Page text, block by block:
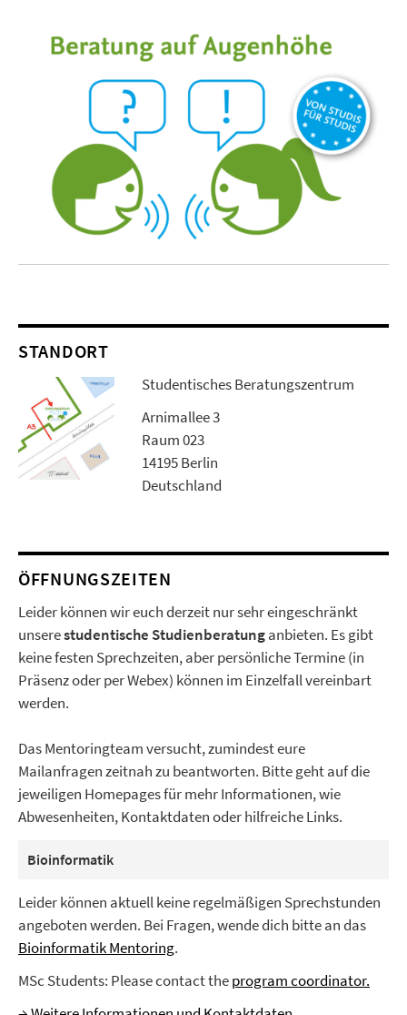
STANDORT
Studentisches Beratungszentrum
Arnimallee 3
Raum 023
14195 Berlin
Deutschland
ÖFFNUNGSZEITEN
Leider können wir euch derzeit nur sehr eingeschränkt
unserestudentische Studienberatunganbieten. Es gibt
keine festen Sprechzeiten, aber persönliche Termine (in
Präsenz oder per Webex) können im Einzelfall vereinbart
werden.
Das Mentoringteam versucht, zumindest eure
Mailanfragen zeitnah zu beantworten. Bitte geht auf die
jeweiligen Homepages für mehr Informationen, wie
Abwesenheiten, Kontaktdaten oder hilfreiche Links.
Bioinformatik
Leider können aktuell keine regelmäßigen Sprechstunden
angeboten werden. Bei Fragen, wende dich bitte an das
Bioinformatik Mentoring.
MSc Students: Please contact theprogram coordinator.